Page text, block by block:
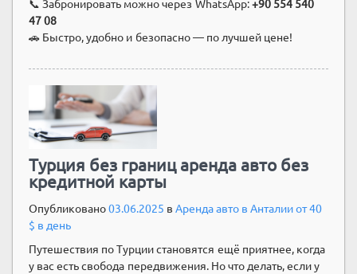
📞 Забронировать можно через WhatsApp:+90 554 540
47 08
🚗 Быстро, удобно и безопасно — по лучшей цене!
Турция без границ аренда авто без
кредитной карты
Опубликовано03.06.2025 в Аренда авто в Анталии от 40
$ в день
Путешествия по Турции становятся ещё приятнее, когда
у вас есть свобода передвижения. Но что делать, если у